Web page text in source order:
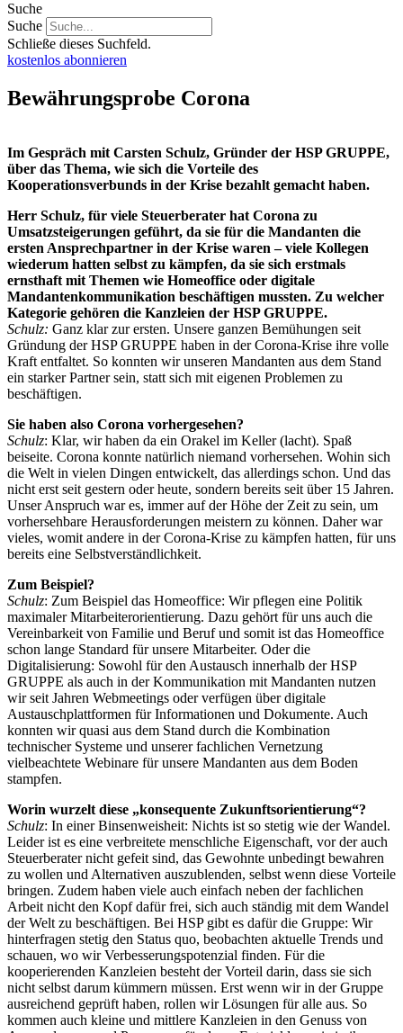
Suche
Suche
Schließe dieses Suchfeld.
kostenlos abonnieren
Bewährungsprobe Corona
Im Gespräch mit Carsten Schulz, Gründer der HSP GRUPPE,
über das Thema, wie sich die Vorteile des
Kooperationsverbunds in der Krise bezahlt gemacht haben.
Herr Schulz, für viele Steuerberater hat Corona zu
Umsatzsteigerungen geführt, da sie für die Mandanten die
ersten Ansprechpartner in der Krise waren – viele Kollegen
wiederum hatten selbst zu kämpfen, da sie sich erstmals
ernsthaft mit Themen wie Homeoffice oder digitale
Mandantenkommunikation beschäftigen mussten. Zu welcher
Kategorie gehören die Kanzleien der HSP GRUPPE.
Schulz: Ganz klar zur ersten. Unsere ganzen Bemühungen seit
Gründung der HSP GRUPPE haben in der Corona-Krise ihre volle
Kraft entfaltet. So konnten wir unseren Mandanten aus dem Stand
ein starker Partner sein, statt sich mit eigenen Problemen zu
beschäftigen.
Sie haben also Corona vorhergesehen?
Schulz: Klar, wir haben da ein Orakel im Keller (lacht). Spaß
beiseite. Corona konnte natürlich niemand vorhersehen. Wohin sich
die Welt in vielen Dingen entwickelt, das allerdings schon. Und das
nicht erst seit gestern oder heute, sondern bereits seit über 15 Jahren.
Unser Anspruch war es, immer auf der Höhe der Zeit zu sein, um
vorhersehbare Herausforderungen meistern zu können. Daher war
vieles, womit andere in der Corona-Krise zu kämpfen hatten, für uns
bereits eine Selbstverständlichkeit.
Zum Beispiel?
Schulz: Zum Beispiel das Homeoffice: Wir pflegen eine Politik
maximaler Mitarbeiterorientierung. Dazu gehört für uns auch die
Vereinbarkeit von Familie und Beruf und somit ist das Homeoffice
schon lange Standard für unsere Mitarbeiter. Oder die
Digitalisierung: Sowohl für den Austausch innerhalb der HSP
GRUPPE als auch in der Kommunikation mit Mandanten nutzen
wir seit Jahren Webmeetings oder verfügen über digitale
Austauschplattformen für Informationen und Dokumente. Auch
konnten wir quasi aus dem Stand durch die Kombination
technischer Systeme und unserer fachlichen Vernetzung
vielbeachtete Webinare für unsere Mandanten aus dem Boden
stampfen.
Worin wurzelt diese „konsequente Zukunftsorientierung“?
Schulz: In einer Binsenweisheit: Nichts ist so stetig wie der Wandel.
Leider ist es eine verbreitete menschliche Eigenschaft, vor der auch
Steuerberater nicht gefeit sind, das Gewohnte unbedingt bewahren
zu wollen und Alternativen auszublenden, selbst wenn diese Vorteile
bringen. Zudem haben viele auch einfach neben der fachlichen
Arbeit nicht den Kopf dafür frei, sich auch ständig mit dem Wandel
der Welt zu beschäftigen. Bei HSP gibt es dafür die Gruppe: Wir
hinterfragen stetig den Status quo, beobachten aktuelle Trends und
schauen, wo wir Verbesserungspotenzial finden. Für die
kooperierenden Kanzleien besteht der Vorteil darin, dass sie sich
nicht selbst darum kümmern müssen. Erst wenn wir in der Gruppe
ausreichend geprüft haben, rollen wir Lösungen für alle aus. So
kommen auch kleine und mittlere Kanzleien in den Genuss von